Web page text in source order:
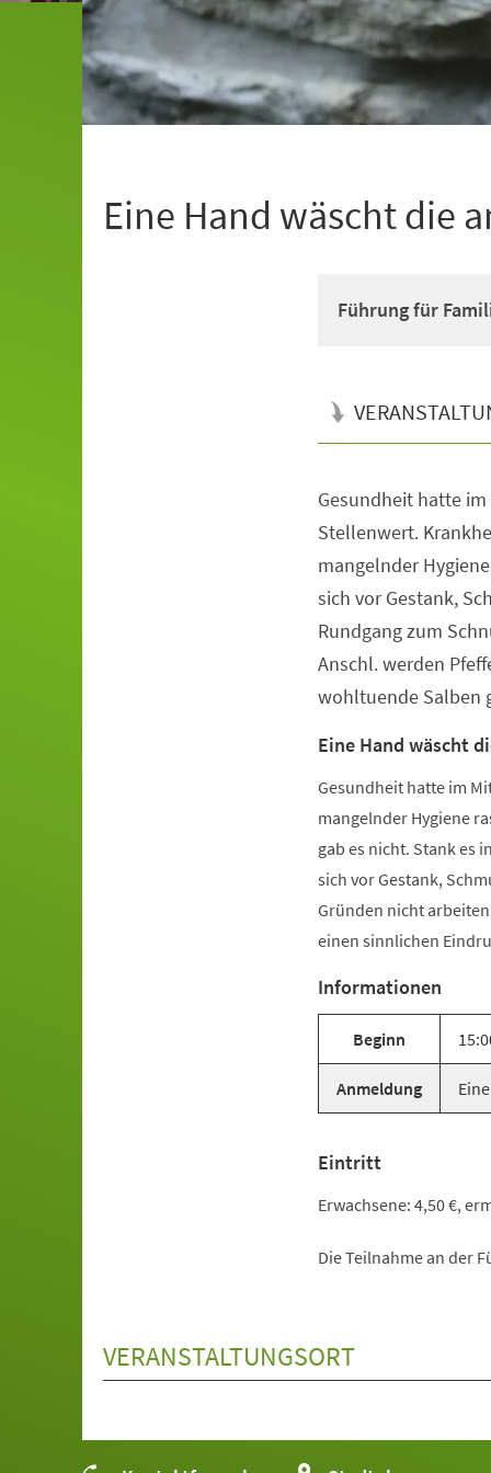
Eine Hand wäscht die
Führung für
Gesundheit hatte
Stellenwert.
mangelnder
sich vor Gestank,
Rundgang zum
Anschl. werden
wohltuende Salben
Eine Hand wäscht
Gesundheit hatte im
mangelnder Hygiene
gab es nicht. Stank es
sich vor Gestank,
Gründen nicht
einen sinnlichen
Informationen
Beginn
Anmeldung
Eintritt
Erwachsene: 4,50 €,
Die Teilnahme an der
VERANSTALTUNGSORT